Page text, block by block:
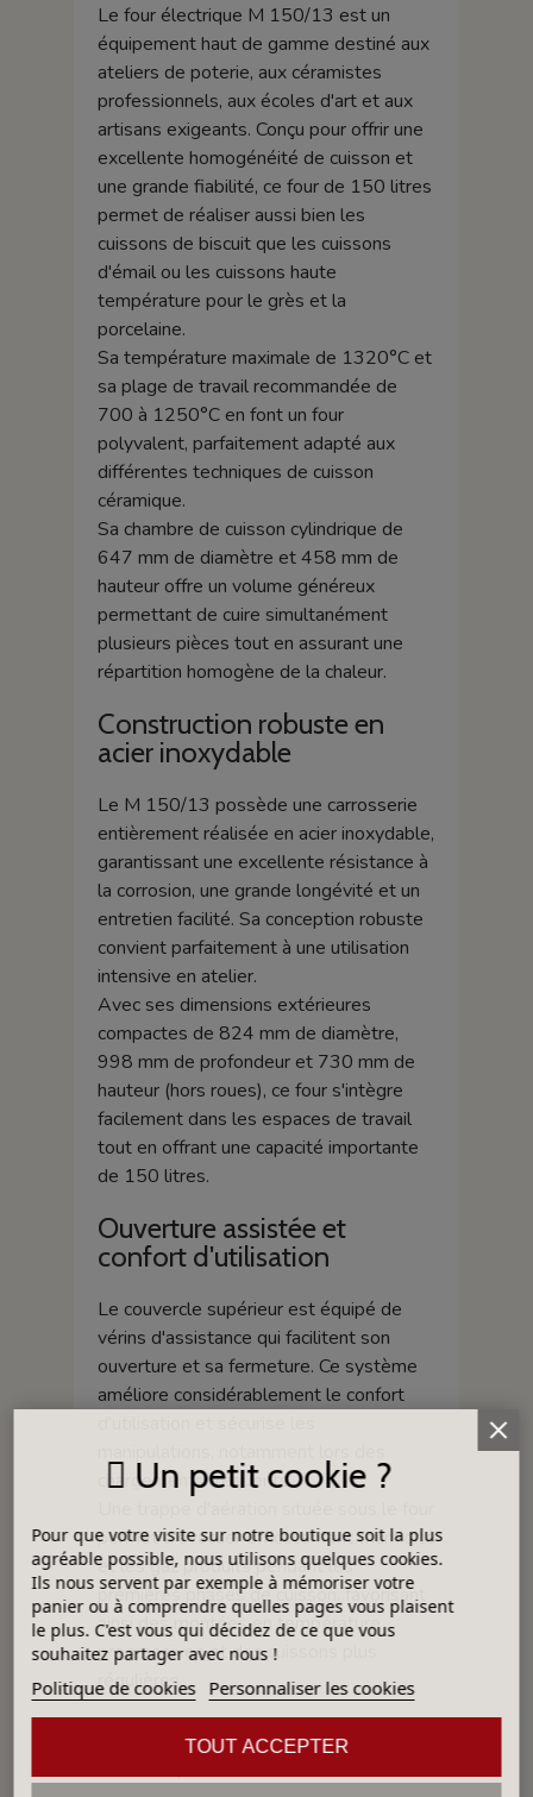
Le four électrique M 150/13 est un
équipement haut de gamme destiné aux
ateliers de poterie, aux céramistes
professionnels, aux écoles d'art et aux
artisans exigeants. Conçu pour offrir une
excellente homogénéité de cuisson et
une grande fiabilité, ce four de 150 litres
permet de réaliser aussi bien les
cuissons de biscuit que les cuissons
d'émail ou les cuissons haute
température pour le grès et la
porcelaine.
Sa température maximale de 1320°C et
sa plage de travail recommandée de
700 à 1250°C en font un four
polyvalent, parfaitement adapté aux
différentes techniques de cuisson
céramique.
Sa chambre de cuisson cylindrique de
647 mm de diamètre et 458 mm de
hauteur offre un volume généreux
permettant de cuire simultanément
plusieurs pièces tout en assurant une
répartition homogène de la chaleur.
Construction robuste en
acier inoxydable
Le M 150/13 possède une carrosserie
entièrement réalisée en acier inoxydable,
garantissant une excellente résistance à
la corrosion, une grande longévité et un
entretien facilité. Sa conception robuste
convient parfaitement à une utilisation
intensive en atelier.
Avec ses dimensions extérieures
compactes de 824 mm de diamètre,
998 mm de profondeur et 730 mm de
hauteur (hors roues), ce four s'intègre
facilement dans les espaces de travail
tout en offrant une capacité importante
de 150 litres.
Ouverture assistée et
confort d'utilisation
Le couvercle supérieur est équipé de
vérins d'assistance qui facilitent son
ouverture et sa fermeture. Ce système
améliore considérablement le confort
chargements fréquents.
permet d'évacuer efficacement l'humidité
et les gaz produits pendant les
premières phases de cuisson, favorisant
ainsi des montées en température
progressives et des cuissons plus
régulières.
Régulation électronique
Bentrup TC75
Un petit cookie ?
Pour que votre visite sur notre boutique soit la plus
agréable possible, nous utilisons quelques cookies.
Ils nous servent par exemple à mémoriser votre
panier ou à comprendre quelles pages vous plaisent
le plus. C'est vous qui décidez de ce que vous
souhaitez partager avec nous !
Politique de cookies Personnaliser les cookies
TOUT ACCEPTER